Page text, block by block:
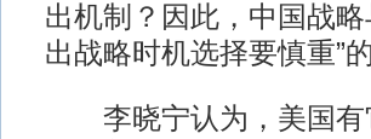
出机制？因此，中国战
出战略时机选择要慎重”的
李晓宁认为，美国有